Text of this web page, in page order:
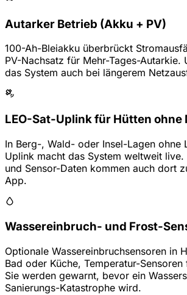
Autarker Betrieb (Akku + PV)
100-Ah-Bleiakku überbrückt
PV-Nachsatz für Mehr-Tages-Autarkie.
das System auch bei längerem
LEO-Sat-Uplink für Hütten ohne
In Berg-, Wald- oder Insel-Lagen ohne
Uplink macht das System weltweit
und Sensor-Daten kommen auch dort
App.
Wassereinbruch- und Frost-
Optionale Wassereinbruchsensoren in
Bad oder Küche, Temperatur-
Sie werden gewarnt, bevor ein
Sanierungs-Katastrophe wird.